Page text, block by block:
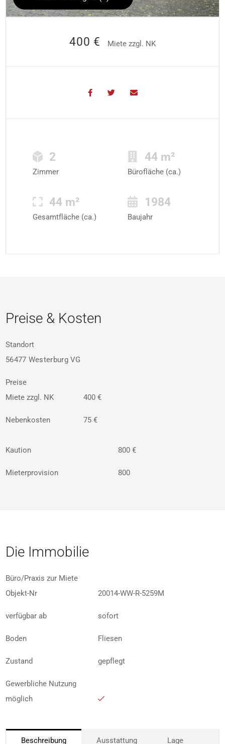
400 € Miete zzgl. NK
2
Zimmer
44 m²
Bürofläche (ca.)
44 m²
Gesamtfläche (ca.)
1984
Baujahr
Preise & Kosten
Standort
56477 Westerburg VG
Preise
Miete zzgl. NK
400 €
Nebenkosten 75 €
Kaution 800 €
Mieterprovision 800
Die Immobilie
Büro/Praxis zur Miete
Objekt-Nr
20014-WW-R-5259M
verfügbar ab sofort
Boden Fliesen
Zustand gepflegt
Gewerbliche Nutzung
möglich
Beschreibung Ausstattung Lage